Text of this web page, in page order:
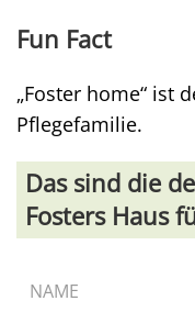
Fun Fact
„Foster home“ ist
Pflegefamilie.
Das sind die
Fosters Haus
NAME